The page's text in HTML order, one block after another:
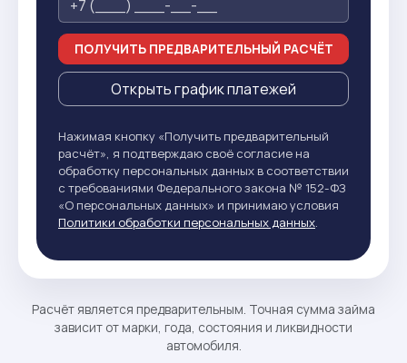
ПОЛУЧИТЬ ПРЕДВАРИТЕЛЬНЫЙ РАСЧЁТ
Открыть график платежей
Нажимая кнопку «Получить предварительный
расчёт», я подтверждаю своё согласие на
обработку персональных данных в соответствии
с требованиями Федерального закона № 152-ФЗ
«О персональных данных» и принимаю условия
Политики обработки персональных данных.
Расчёт является предварительным. Точная сумма займа
зависит от марки, года, состояния и ликвидности
автомобиля.